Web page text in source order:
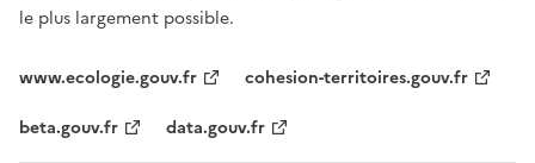
le plus largement possible.
www.ecologie.gouv.fr
cohesion-territoires.gouv.fr
beta.gouv.fr
data.gouv.fr